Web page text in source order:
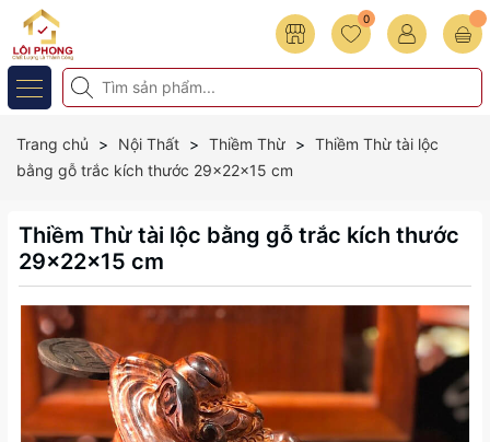
0
Trang chủ Nội Thất Thiềm Thừ
Thiềm Thừ tài lộc
bằng gỗ trắc kích thước 29x22x15 cm
Thiềm Thừ tài lộc bằng gỗ trắc kích thước
29x22x15 cm